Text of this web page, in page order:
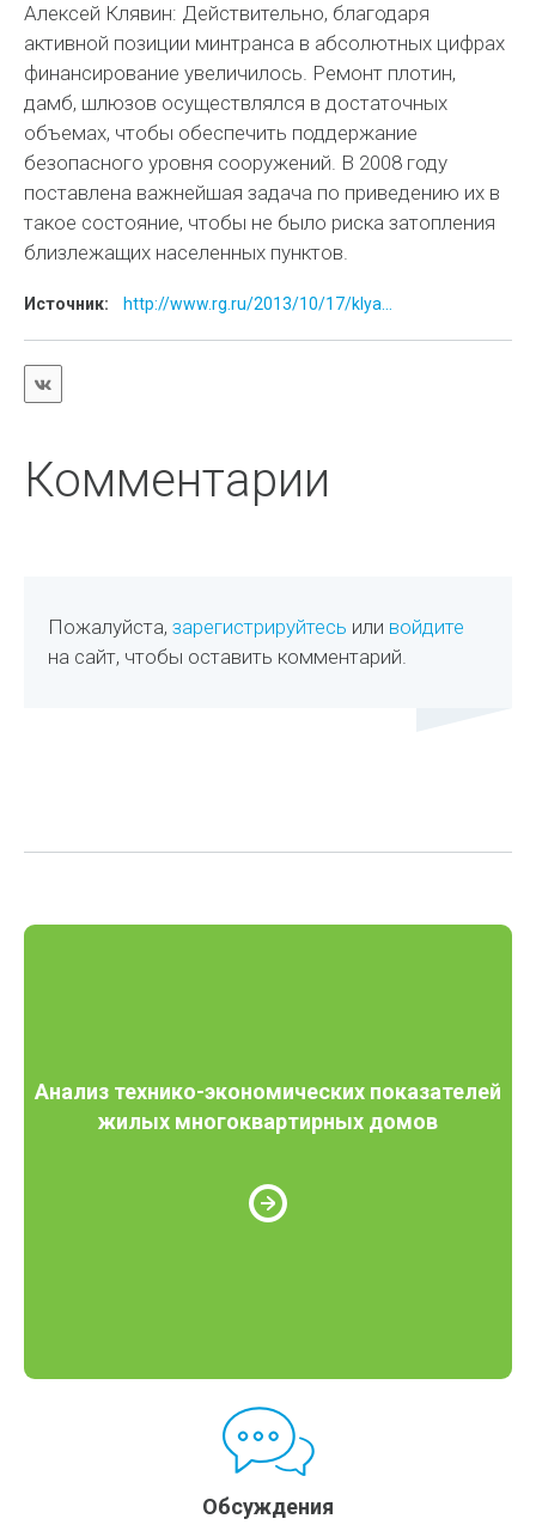
Алексей Клявин: Действительно, благодаря
активной позиции минтранса в абсолютных цифрах
финансирование увеличилось. Ремонт плотин,
дамб, шлюзов осуществлялся в достаточных
объемах, чтобы обеспечить поддержание
безопасного уровня сооружений. В 2008 году
поставлена важнейшая задача по приведению их в
такое состояние, чтобы не было риска затопления
близлежащих населенных пунктов.
Источник: http://www.rg.ru/2013/10/17/klya...
Комментарии
Пожалуйста,зарегистрируйтесь или войдите
на сайт, чтобы оставить комментарий.
Анализ технико-экономических показателей
жилых многоквартирных домов
Обсуждения